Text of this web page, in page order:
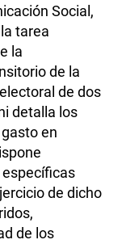
Social,
tarea
la
de la
de dos
detalla los
en
de dicho
de los